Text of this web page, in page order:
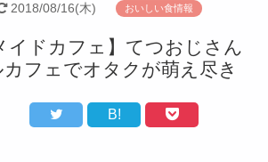
2018/08/16(木) おいしい食情報
イドカフェ】てつおじさん
フェでオタクが萌え尽き
B!